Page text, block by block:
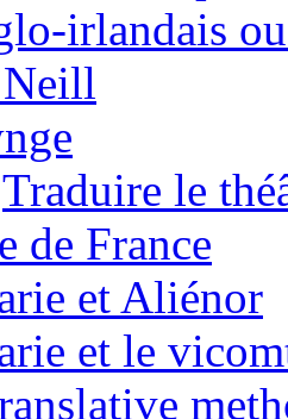
irlandais
Traduire le
de France
et Aliénor
et le